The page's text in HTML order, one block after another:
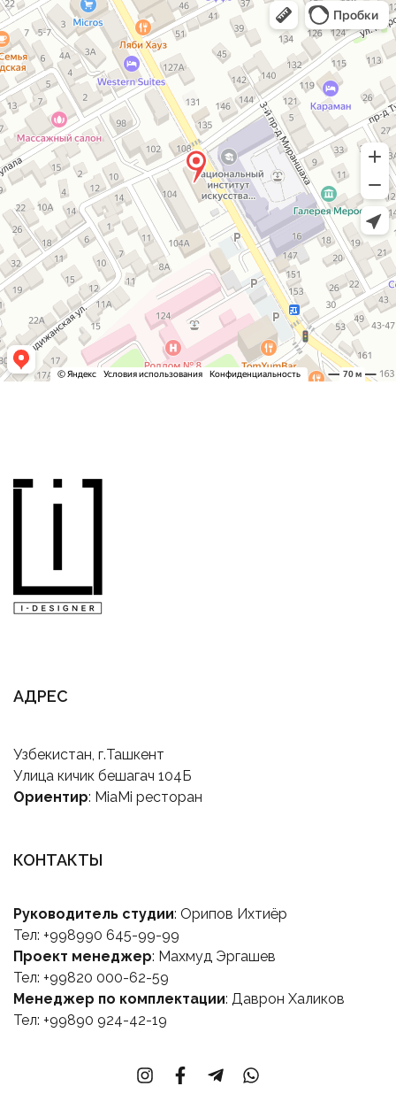
АДРЕС
Узбекистан, г.Ташкент
Улица кичик бешагач 104Б
Ориентир: MiaMi ресторан
КОНТАКТЫ
Руководитель студии: Орипов Ихтиёр
Тел: +998990 645-99-99
Проект менеджер: Махмуд Эргашев
Тел: +99820 000-62-59
Менеджер по комплектации: Даврон Халиков
Тел: +99890 924-42-19